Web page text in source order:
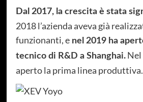
Dal 2017, la crescita è stata
2018 l’azienda aveva già
funzionanti, enel 2019 ha
tecnico di R&D a Shanghai.Nel
aperto la prima linea produttiva.